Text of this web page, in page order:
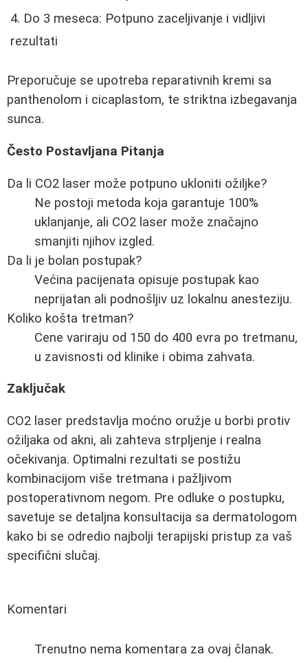
Do 3 meseca: Potpuno zaceljivanje i vidljivi
rezultati
Preporučuje se upotreba reparativnih kremi sa
panthenolom i cicaplastom, te striktna izbegavanja
sunca.
Često Postavljana Pitanja
Da li CO2 laser može potpuno ukloniti ožiljke?
Ne postoji metoda koja garantuje 100%
uklanjanje, ali CO2 laser može značajno
smanjiti njihov izgled.
Da li je bolan postupak?
Većina pacijenata opisuje postupak kao
neprijatan ali podnošljiv uz lokalnu anesteziju.
Koliko košta tretman?
Cene variraju od 150 do 400 evra po tretmanu,
u zavisnosti od klinike i obima zahvata.
Zaključak
CO2 laser predstavlja moćno oružje u borbi protiv
ožiljaka od akni, ali zahteva strpljenje i realna
očekivanja. Optimalni rezultati se postižu
kombinacijom više tretmana i pažljivom
postoperativnom negom. Pre odluke o postupku,
savetuje se detaljna konsultacija sa dermatologom
kako bi se odredio najbolji terapijski pristup za vaš
specifični slučaj.
Komentari
Trenutno nema komentara za ovaj članak.